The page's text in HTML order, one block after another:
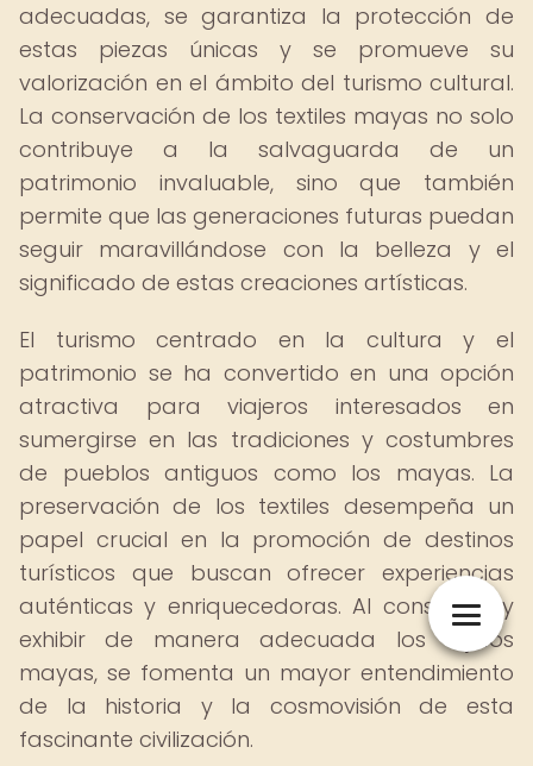
adecuadas, se garantiza la protección de
estas piezas únicas y se promueve su
valorización en el ámbito del turismo cultural.
La conservación de los textiles mayas no solo
contribuye a la salvaguarda de un
patrimonio invaluable, sino que también
permite que las generaciones futuras puedan
seguir maravillándose con la belleza y el
significado de estas creaciones artísticas.
El turismo centrado en la cultura y el
patrimonio se ha convertido en una opción
atractiva para viajeros interesados en
sumergirse en las tradiciones y costumbres
de pueblos antiguos como los mayas. La
preservación de los textiles desempeña un
papel crucial en la promoción de destinos
turísticos que buscan ofrecer experiencias
auténticas y enriquecedoras. Al conservar y
exhibir de manera adecuada los tejidos
mayas, se fomenta un mayor entendimiento
de la historia y la cosmovisión de esta
fascinante civilización.